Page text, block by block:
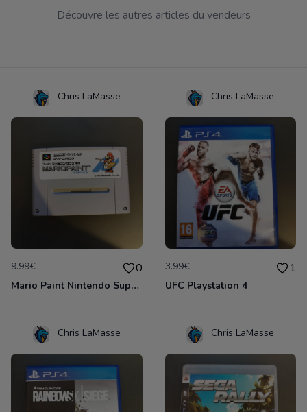
Découvre les autres articles du vendeurs
Chris LaMasse
9.99€ 0
Mario Paint Nintendo Super Famicon
Chris LaMasse
3.99€ 1
UFC Playstation 4
Chris LaMasse Chris LaMasse